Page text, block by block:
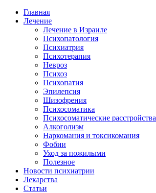
Главная
Лечение
Лечение в Израиле
Психопатология
Психиатрия
Психотерапия
Невроз
Психоз
Психопатия
Эпилепсия
Шизофрения
Психосоматика
Психосоматические расстройства
Алкоголизм
Наркомания и токсикомания
Фобии
Уход за пожилыми
Полезное
Новости психиатрии
Лекарства
Статьи